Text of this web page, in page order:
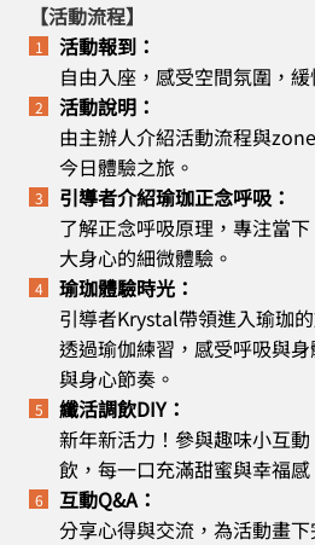
【活動流程】
活動報到：
自由入座，感受空間氛圍，
活動說明：
由主辦人介紹活動流程與
今日體驗之旅。
引導者介紹瑜珈正念呼吸：
了解正念呼吸原理，專注當
大身心的細微體驗。
瑜珈體驗時光：
引導者Krystal帶領進入瑜珈的
透過瑜伽練習，感受呼吸與
與身心節奏。
纖活調飲DIY：
新年新活力！參與趣味小互
飲，每一口充滿甜蜜與幸福感
互動Q&A：
分享心得與交流，為活動畫